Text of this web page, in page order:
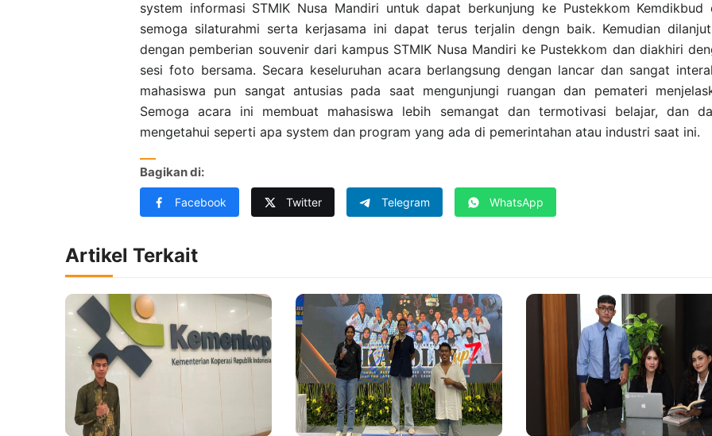
system informasi STMIK Nusa Mandiri untuk dapat berkunjung ke Pustekkom Kemdikbud
semoga silaturahmi serta kerjasama ini dapat terus terjalin dengn baik. Kemudian
dengan pemberian souvenir dari kampus STMIK Nusa Mandiri ke Pustekkom dan diakhiri
sesi foto bersama. Secara keseluruhan acara berlangsung dengan lancar dan sangat
mahasiswa pun sangat antusias pada saat mengunjungi ruangan dan pemateri
Semoga acara ini membuat mahasiswa lebih semangat dan termotivasi belajar, dan
mengetahui seperti apa system dan program yang ada di pemerintahan atau industri saat ini.
Bagikan di:
Facebook Twitter Telegram WhatsApp
Artikel Terkait